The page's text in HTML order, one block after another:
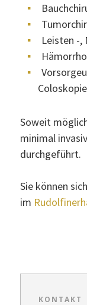
Leisten -,
Soweit
minimal
durchgeführt.
Sie können
im
KONTAKT